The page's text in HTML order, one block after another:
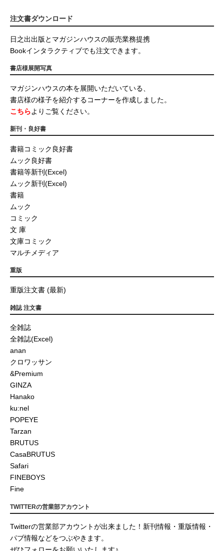
注文書ダウンロード
日之出出版とマガジンハウスの販売業務提携
Bookインタラクティブでも注文できます。
書店様展開写真
マガジンハウスの本を展開いただいている、
書店様の様子を紹介するコーナーを作成しました。
こちらよりご覧ください。
新刊・良好書
書籍コミック良好書
ムック良好書
書籍等新刊(Excel)
ムック新刊(Excel)
書籍
ムック
コミック
文 庫
文庫コミック
マルチメディア
重版
重版注文書 (最新)
雑誌 注文書
全雑誌
全雑誌(Excel)
anan
クロワッサン
&Premium
GINZA
Hanako
ku:nel
POPEYE
Tarzan
BRUTUS
CasaBRUTUS
Safari
FINEBOYS
Fine
TWITTERの営業部アカウント
Twitterの営業部アカウントが出来ました！新刊情報・重版情報・
パブ情報などをつぶやきます。